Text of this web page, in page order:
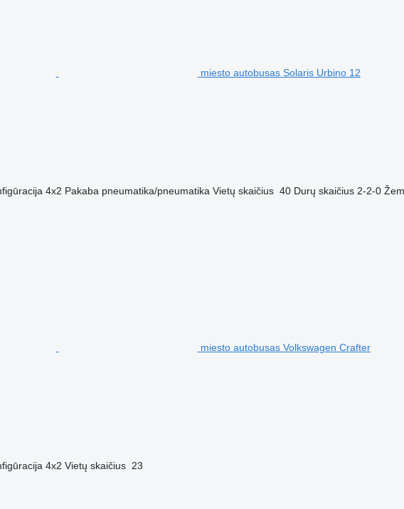
miesto autobusas Solaris Urbino 12
4x2 Pakaba pneumatika/pneumatika Vietų skaičius 40 Durų skaičius 2-2-0
miesto autobusas Volkswagen Crafter
4x2 Vietų skaičius 23